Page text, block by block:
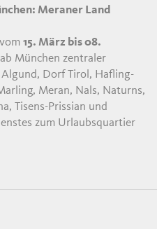
Meraner Land
vom15. März bis 08.
München zentraler
Dorf Tirol, Hafling-
Meran, Nals, Naturns,
Tisens-Prissian und
zum Urlaubsquartier